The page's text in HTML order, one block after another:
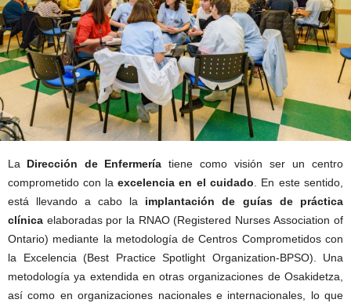
La Dirección de Enfermería tiene como visión ser un centro
comprometido con la excelencia en el cuidado . En este sentido,
está llevando a cabo la implantación de guías de práctica
clínica elaboradas por la RNAO (Registered Nurses Association of
Ontario) mediante la metodología de Centros Comprometidos con
la Excelencia (Best Practice Spotlight Organization-BPSO). Una
metodología ya extendida en otras organizaciones de Osakidetza,
así como en organizaciones nacionales e internacionales, lo que